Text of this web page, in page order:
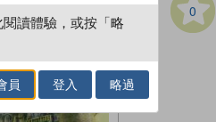
0
讀體驗，或按「略
員 登入 略過